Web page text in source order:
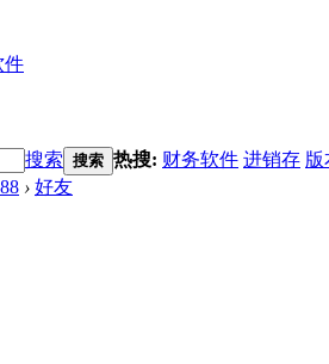
件
搜索 搜索 热搜: 财务软件 进销存 版
› 好友